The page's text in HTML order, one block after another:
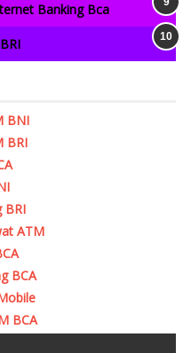
Banking Bca
BNI
BRI
BRI
ATM
BCA
BCA